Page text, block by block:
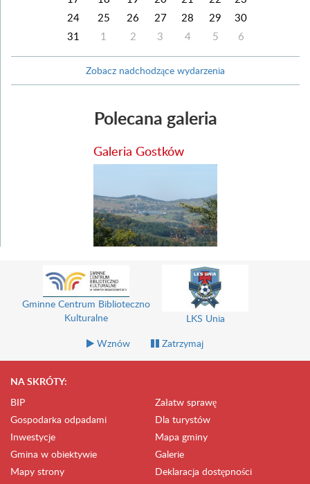
24
25 26 27 28 29
30
31
1 2 3 4 5 6
Zobacz nadchodzące wydarzenia
Polecana galeria
Galeria Gostków
Gminne Centrum Biblioteczno
Kulturalne
LKS Unia
Wznów
Zatrzymaj
NA SKRÓTY:
BIP
Załatw sprawę
Gospodarka odpadami
Dla turystów
Inwestycje
Mapa gminy
Gmina w obiektywie
Galerie
Mapy strony
Deklaracja dostępności